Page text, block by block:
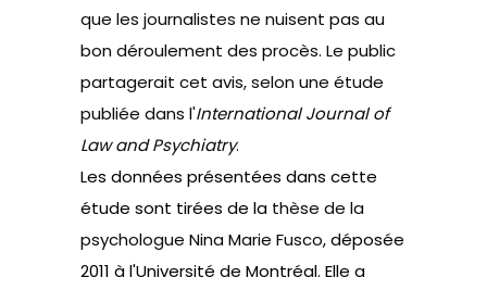
que les journalistes ne nuisent pas au
bon déroulement des procès. Le public
partagerait cet avis, selon une étude
publiée dans l'International Journal of
Law and Psychiatry.
Les données présentées dans cette
étude sont tirées de la thèse de la
psychologue Nina Marie Fusco, déposée
2011 à l'Université de Montréal. Elle a